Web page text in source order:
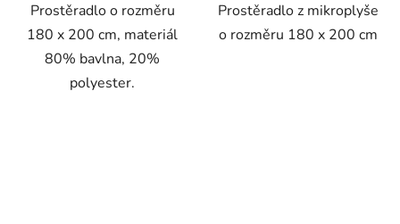
Prostěradlo o rozměru
180 x 200 cm, materiál
80% bavlna, 20%
polyester.
Prostěradlo z mikroplyše
o rozměru 180 x 200 cm